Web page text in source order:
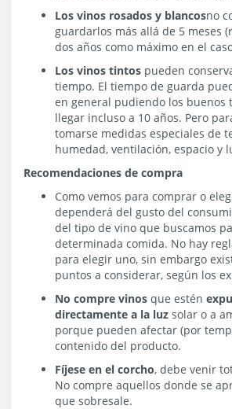
Los vinos rosados y blancosno
guardarlos más allá de 5 meses
dos años como máximo en el
Los vinos tintos pueden
tiempo. El tiempo de guarda
en general pudiendo los buenos
llegar incluso a 10 años. Pero
tomarse medidas especiales de
humedad, ventilación, espacio y
Recomendaciones de compra
Como vemos para comprar o
dependerá del gusto del
del tipo de vino que buscamos
determinada comida. No hay
para elegir uno, sin embargo
puntos a considerar, según los
No compre vinos que estén
directamente a la luz solar o a
porque pueden afectar (por
contenido del producto.
Fíjese en el corcho, debe venir
No compre aquellos donde se
que sobresale.